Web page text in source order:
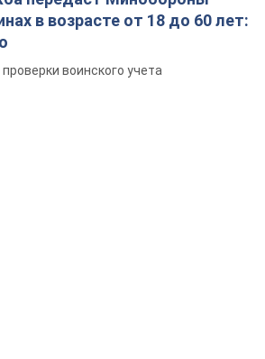
в возрасте от 18 до 60 лет:
воинского учета